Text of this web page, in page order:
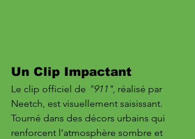
Un Clip Impactant
Le clip officiel de "911", réalisé par
Neetch, est visuellement saisissant.
Tourné dans des décors urbains qui
renforcent l’atmosphère sombre et